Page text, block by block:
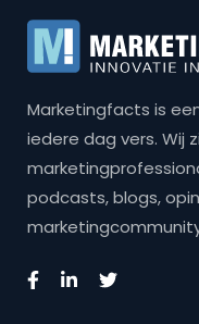
Marketingfacts is
iedere dag vers. Wij
podcasts, blogs,